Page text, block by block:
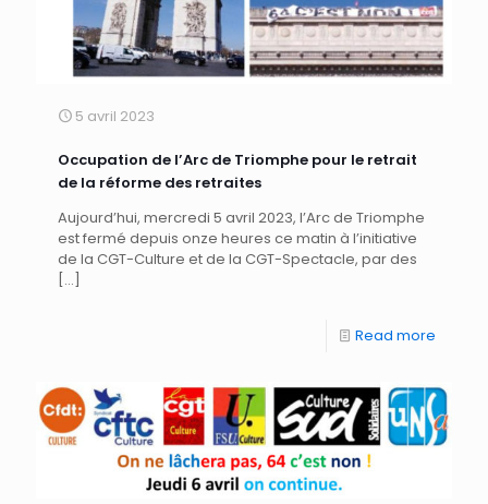
5 avril 2023
Occupation de l’Arc de Triomphe pour le retrait
de la réforme des retraites
Aujourd’hui, mercredi 5 avril 2023, l’Arc de Triomphe
est fermé depuis onze heures ce matin à l’initiative
de la CGT-Culture et de la CGT-Spectacle, par des
[…]
Read more